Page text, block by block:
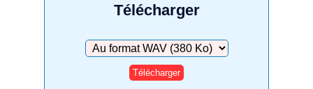
Télécharger
Télécharger